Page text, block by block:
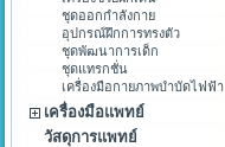
ชุดออกกำลังกาย
อุปกรณ์ฝึกการทรงตัว
ชุดพัฒนาการเด็ก
ชุดแทรกชั่น
เครื่องมือกายภาพบำบัดไฟฟ้า
เครื่องมือแพทย์
วัสดุการแพทย์